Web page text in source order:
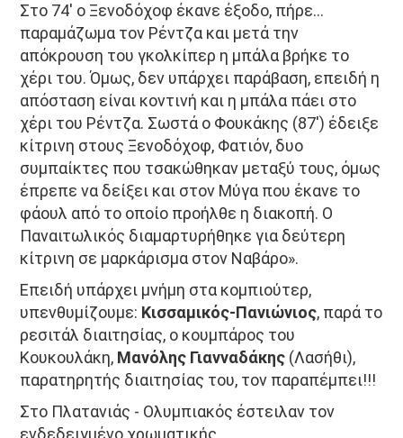
Στο 74' ο Ξενοδόχοφ έκανε έξοδο, πήρε…
παραμάζωμα τον Ρέντζα και μετά την
απόκρουση του γκολκίπερ η μπάλα βρήκε το
χέρι του. Όμως, δεν υπάρχει παράβαση, επειδή η
απόσταση είναι κοντινή και η μπάλα πάει στο
χέρι του Ρέντζα. Σωστά ο Φουκάκης (87') έδειξε
κίτρινη στους Ξενοδόχοφ, Φατιόν, δυο
συμπαίκτες που τσακώθηκαν μεταξύ τους, όμως
έπρεπε να δείξει και στον Μύγα που έκανε το
φάουλ από το οποίο προήλθε η διακοπή. Ο
Παναιτωλικός διαμαρτυρήθηκε για δεύτερη
κίτρινη σε μαρκάρισμα στον Ναβάρο».
Επειδή υπάρχει μνήμη στα κομπιούτερ,
υπενθυμίζουμε: Κισσαμικός-Πανιώνιος, παρά το
ρεσιτάλ διαιτησίας, ο κουμπάρος του
Κουκουλάκη, Μανόλης Γιανναδάκης (Λασήθι),
παρατηρητής διαιτησίας του, τον παραπέμπει!!!
Στο Πλατανιάς - Ολυμπιακός έστειλαν τον
ενδεδειγμένο χρωματικής